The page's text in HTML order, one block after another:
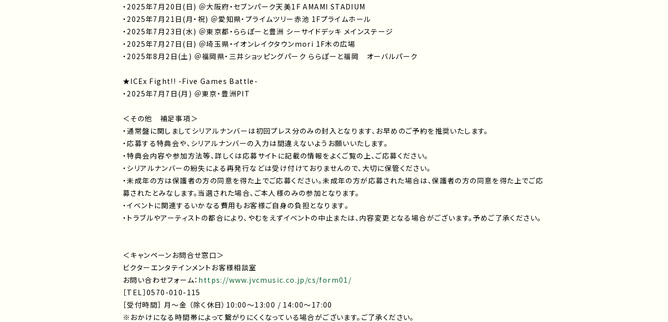
・2025年7月20日(日) ＠大阪府・セブンパーク天美1F AMAMI STADIUM
・2025年7月21日(月・祝) ＠愛知県・プライムツリー赤池 1Fプライムホール
・2025年7月23日(水) ＠東京都・ららぽーと豊洲 シーサイドデッキ メインステージ
・2025年7月27日(日) ＠埼玉県・イオンレイクタウンmori 1F木の広場
・2025年8月2日(土) ＠福岡県・三井ショッピングパーク ららぽーと福岡 オーバルパーク
★ICEx Fight!! -Five Games Battle-
・2025年7月7日(月) ＠東京・豊洲PIT
＜その他 補足事項＞
・通常盤に関しましてシリアルナンバーは初回プレス分のみの封入となります、お早めのご予約を推奨いたします。
・応募する特典会や、シリアルナンバーの入力は間違えないようお願いいたします。
・特典会内容や参加方法等、詳しくは応募サイトに記載の情報をよくご覧の上、ご応募ください。
・シリアルナンバーの紛失による再発行などは受け付けておりませんので、大切に保管ください。
・未成年の方は保護者の方の同意を得た上でご応募ください。未成年の方が応募された場合は、保護者の方の同意を得た上でご応
募されたとみなします。当選された場合、ご本人様のみの参加となります。
・イベントに関連するいかなる費用もお客様ご自身の負担となります｡
・トラブルやアーティストの都合により、やむをえずイベントの中止または、内容変更となる場合がございます。予めご了承ください。
＜キャンペーンお問合せ窓口＞
ビクターエンタテインメントお客様相談室
お問い合わせフォーム： https://www.jvcmusic.co.jp/cs/form01/
［TEL］0570-010-115
［受付時間］ 月～金 （除く休日）10:00～13:00 / 14:00～17:00
※おかけになる時間帯によって繋がりにくくなっている場合がございます。ご了承ください。